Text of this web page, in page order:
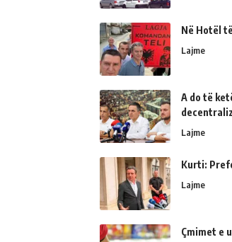
Në Hotël
Lajme
A do të
Lajme
Kurti:
Lajme
Çmimet e